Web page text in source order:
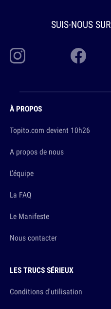
SUIS-NOUS SUR
À PROPOS
Topito.com devient 10h26
A propos de nous
L'équipe
La FAQ
Le Manifeste
Nous contacter
LES TRUCS SÉRIEUX
Conditions d'utilisation